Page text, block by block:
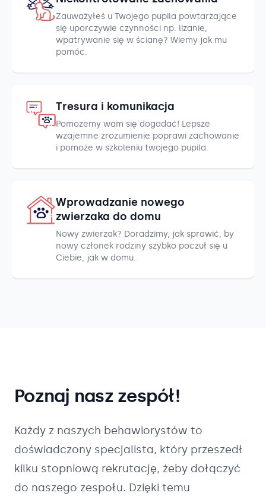
Zauważyłeś u Twojego pupila powtarzające
się uporczywie czynności np. lizanie,
wpatrywanie się w ścianę? Wiemy jak mu
pomóc.
Tresura i komunikacja
Pomożemy wam się dogadać! Lepsze
wzajemne zrozumienie poprawi zachowanie
i pomoże w szkoleniu twojego pupila.
Wprowadzanie nowego
zwierzaka do domu
Nowy zwierzak? Doradzimy, jak sprawić, by
nowy członek rodziny szybko poczuł się u
Ciebie, jak w domu.
Poznaj nasz zespół!
Każdy z naszych behawiorystów to
doświadczony specjalista, który przeszedł
kilku stopniową rekrutację, żeby dołączyć
do naszego zespołu. Dzięki temu